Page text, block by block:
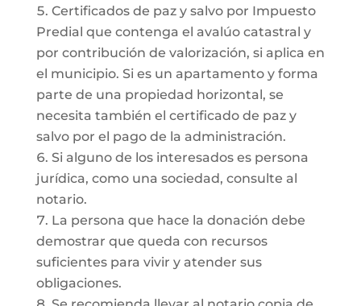
Certificados de paz y salvo por Impuesto
Predial que contenga el avalúo catastral y
por contribución de valorización, si aplica en
el municipio. Si es un apartamento y forma
parte de una propiedad horizontal, se
necesita también el certificado de paz y
salvo por el pago de la administración.
Si alguno de los interesados es persona
jurídica, como una sociedad, consulte al
notario.
La persona que hace la donación debe
demostrar que queda con recursos
suficientes para vivir y atender sus
obligaciones.